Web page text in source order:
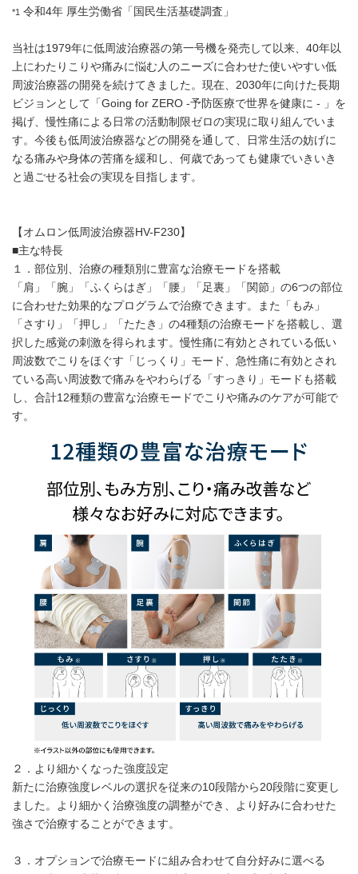
*1 令和4年 厚生労働省「国民生活基礎調査」
当社は1979年に低周波治療器の第一号機を発売して以来、40年以
上にわたりこりや痛みに悩む人のニーズに合わせた使いやすい低
周波治療器の開発を続けてきました。現在、2030年に向けた長期
ビジョンとして「Going for ZERO -予防医療で世界を健康に - 」を
掲げ、慢性痛による日常の活動制限ゼロの実現に取り組んでいま
す。今後も低周波治療器などの開発を通して、日常生活の妨げに
なる痛みや身体の苦痛を緩和し、何歳であっても健康でいきいき
と過ごせる社会の実現を目指します。
【オムロン低周波治療器HV-F230】
■主な特長
１．部位別、治療の種類別に豊富な治療モードを搭載
「肩」「腕」「ふくらはぎ」「腰」「足裏」「関節」の6つの部位
に合わせた効果的なプログラムで治療できます。また「もみ」
「さすり」「押し」「たたき」の4種類の治療モードを搭載し、選
択した感覚の刺激を得られます。慢性痛に有効とされている低い
周波数でこりをほぐす「じっくり」モード、急性痛に有効とされ
ている高い周波数で痛みをやわらげる「すっきり」モードも搭載
し、合計12種類の豊富な治療モードでこりや痛みのケアが可能で
す。
２．より細かくなった強度設定
新たに治療強度レベルの選択を従来の10段階から20段階に変更し
ました。より細かく治療強度の調整ができ、より好みに合わせた
強さで治療することができます。
３．オプションで治療モードに組み合わせて自分好みに選べる